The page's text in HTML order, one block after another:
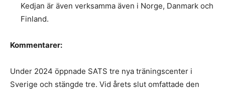
Kedjan är även verksamma även i Norge, Danmark och
Finland.
Kommentarer:
Under 2024 öppnade SATS tre nya träningscenter i
Sverige och stängde tre. Vid årets slut omfattade den